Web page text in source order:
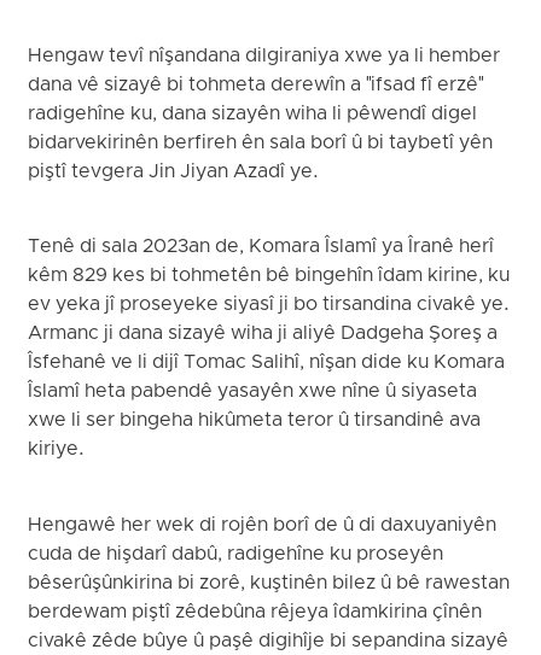
Hengaw tevî nîşandana dilgiraniya xwe ya li hember
dana vê sizayê bi tohmeta derewîn a "ifsad fî erzê"
radigehîne ku, dana sizayên wiha li pêwendî digel
bidarvekirinên berfireh ên sala borî û bi taybetî yên
piştî tevgera Jin Jiyan Azadî ye.
Tenê di sala 2023an de, Komara Îslamî ya Îranê herî
kêm 829 kes bi tohmetên bê bingehîn îdam kirine, ku
ev yeka jî proseyeke siyasî ji bo tirsandina civakê ye.
Armanc ji dana sizayê wiha ji aliyê Dadgeha Şoreş a
Îsfehanê ve li dijî Tomac Salihî, nîşan dide ku Komara
Îslamî heta pabendê yasayên xwe nîne û siyaseta
xwe li ser bingeha hikûmeta teror û tirsandinê ava
kiriye.
Hengawê her wek di rojên borî de û di daxuyaniyên
cuda de hişdarî dabû, radigehîne ku proseyên
bêserûşûnkirina bi zorê, kuştinên bilez û bê rawestan
berdewam piştî zêdebûna rêjeya îdamkirina çînên
civakê zêde bûye û paşê digihîje bi sepandina sizayê